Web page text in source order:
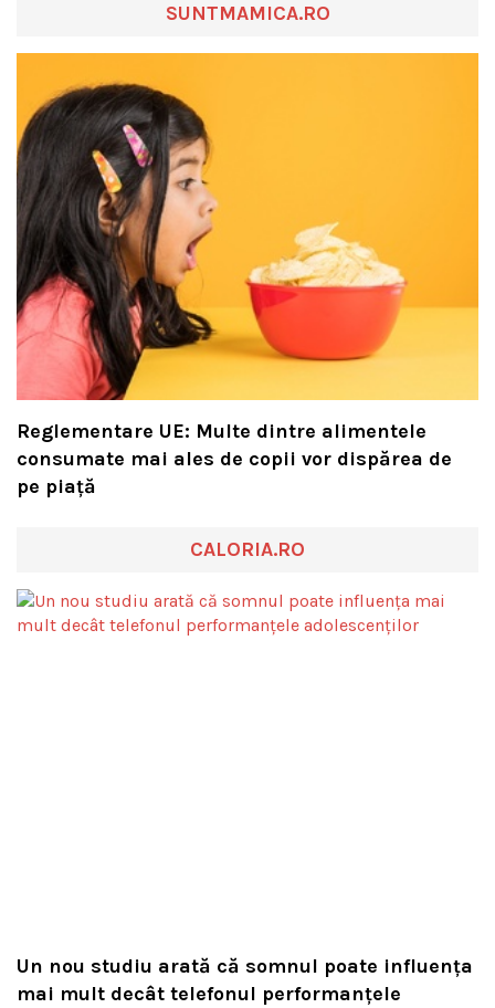
SUNTMAMICA.RO
Reglementare UE: Multe dintre alimentele
consumate mai ales de copii vor dispărea de
pe piață
CALORIA.RO
Un nou studiu arată că somnul poate influența
mai mult decât telefonul performanțele